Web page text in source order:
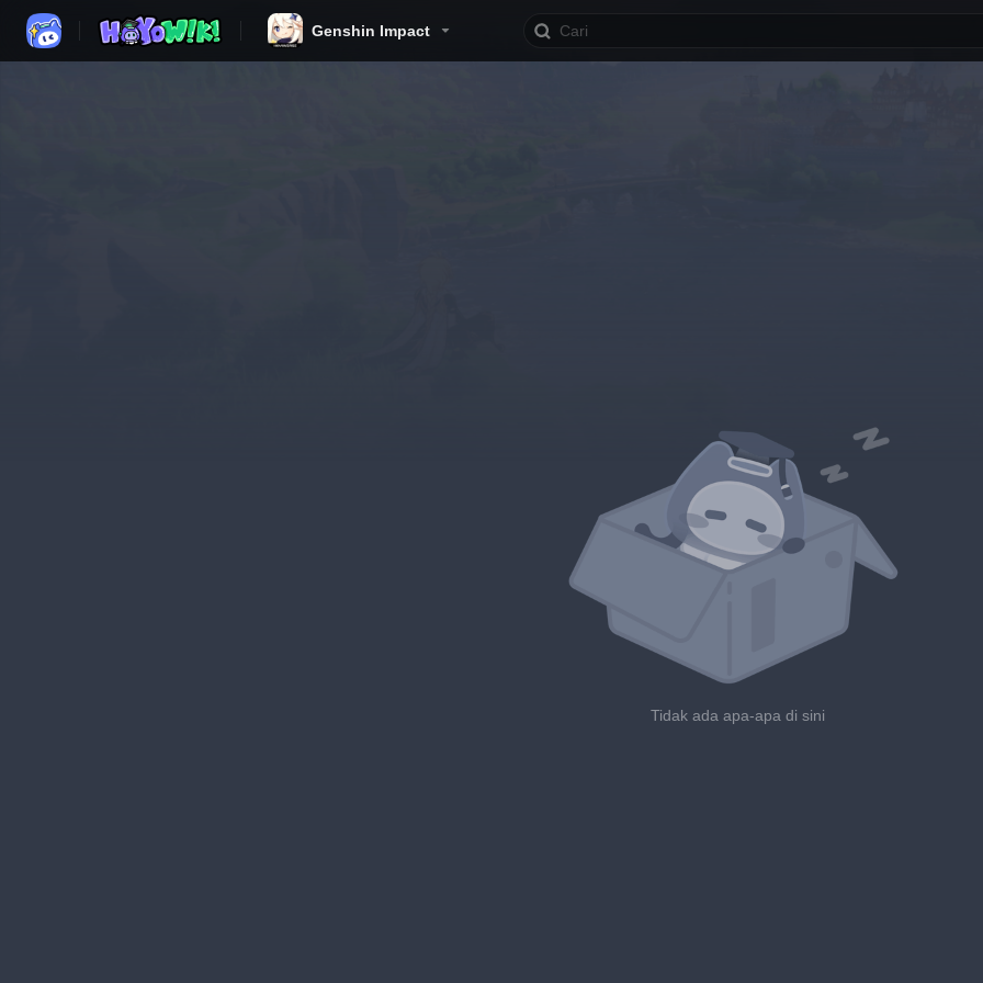
Genshin Impact
Tidak ada apa-apa di sini